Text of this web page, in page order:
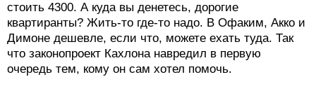
стоить 4300. А куда вы денетесь, дорогие
квартиранты? Жить-то где-то надо. В Офаким, Акко и
Димоне дешевле, если что, можете ехать туда. Так
что законопроект Кахлона навредил в первую
очередь тем, кому он сам хотел помочь.